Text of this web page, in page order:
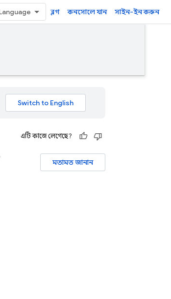
ব্লগ কনসোলে যান সাইন-ইন করুন
এটি কাজে লেগেছে?
মতামত জানান